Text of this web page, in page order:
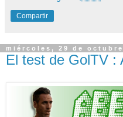
Compartir
miércoles, 29 de octubre
El test de GolTV :